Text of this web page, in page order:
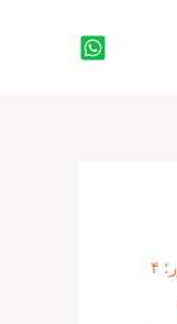
جستجو
بهترین پردازنده‌ سرور؛ ۴